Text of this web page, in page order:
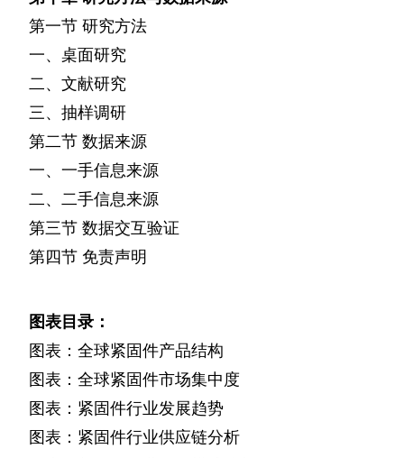
第一节 研究方法
一、桌面研究
二、文献研究
三、抽样调研
第二节 数据来源
一、一手信息来源
二、二手信息来源
第三节 数据交互验证
第四节 免责声明
图表目录：
图表：全球紧固件产品结构
图表：全球紧固件市场集中度
图表：紧固件行业发展趋势
图表：紧固件行业供应链分析